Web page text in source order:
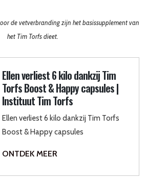
de vetverbranding zijn het basissupplement van
het Tim Torfs dieet.
Ellen verliest 6 kilo dankzij Tim
Torfs Boost & Happy capsules |
Instituut Tim Torfs
Ellen verliest 6 kilo dankzij Tim Torfs
Boost & Happy capsules
ONTDEK MEER